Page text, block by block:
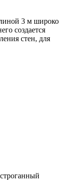
3 м широко
создается
стен, для